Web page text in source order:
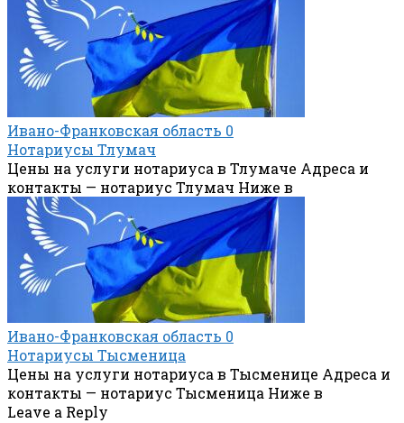
Ивано-Франковская область 0
Нотариусы Тлумач
Цены на услуги нотариуса в Тлумаче Адреса и
контакты — нотариус Тлумач Ниже в
Ивано-Франковская область 0
Нотариусы Тысменица
Цены на услуги нотариуса в Тысменице Адреса и
контакты — нотариус Тысменица Ниже в
Leave a Reply